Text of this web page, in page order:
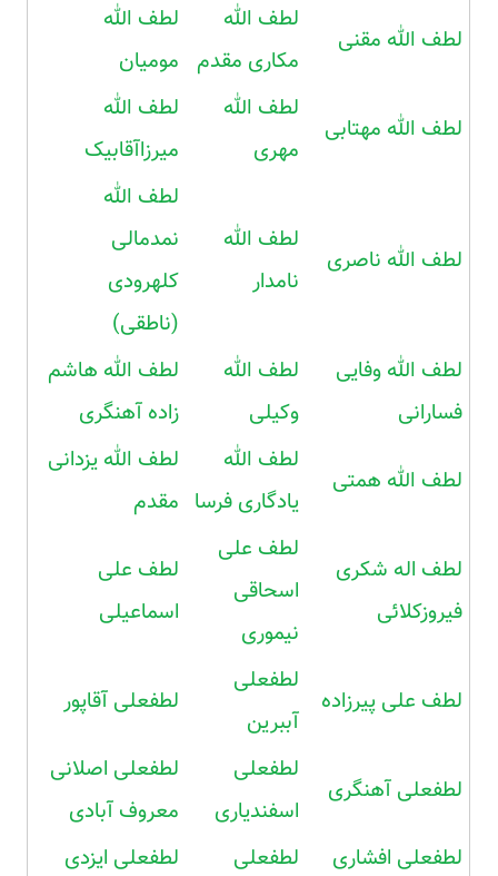
لطف الله مقنی
لطف الله
مکاری مقدم
لطف الله
مومیان
لطف الله مهتابی
لطف الله
مهری
لطف الله
میرزاآقابیک
لطف الله ناصری
لطف الله
نامدار
لطف الله
نمدمالی
کلهرودی
(ناطقی)
لطف الله وفایی
فسارانی
لطف الله
وکیلی
لطف الله هاشم
زاده آهنگری
لطف الله همتی
لطف الله
یادگاری فرسا
لطف الله یزدانی
مقدم
لطف اله شکری
فیروزکلائی
لطف علی
اسحاقی
نیموری
لطف علی
اسماعیلی
لطف علی پیرزاده
لطفعلی
آببرین
لطفعلی آقاپور
لطفعلی آهنگری
لطفعلی
اسفندیاری
لطفعلی اصلانی
معروف آبادی
لطفعلی افشاری
لطفعلی
لطفعلی ایزدی